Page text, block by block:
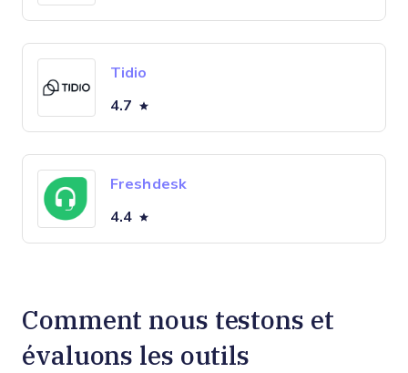
Tidio
4.7
Freshdesk
4.4
Comment nous testons et
évaluons les outils